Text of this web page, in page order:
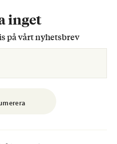
inget
på vårt nyhetsbrev